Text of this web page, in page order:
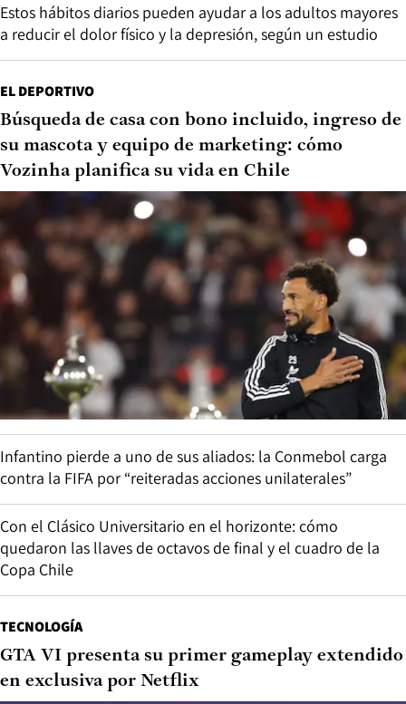
Estos hábitos diarios pueden ayudar a los adultos mayores
a reducir el dolor físico y la depresión, según un estudio
EL DEPORTIVO
Búsqueda de casa con bono incluido, ingreso de
su mascota y equipo de marketing: cómo
Vozinha planifica su vida en Chile
Infantino pierde a uno de sus aliados: la Conmebol carga
contra la FIFA por “reiteradas acciones unilaterales”
Con el Clásico Universitario en el horizonte: cómo
quedaron las llaves de octavos de final y el cuadro de la
Copa Chile
TECNOLOGÍA
GTA VI presenta su primer gameplay extendido
en exclusiva por Netflix